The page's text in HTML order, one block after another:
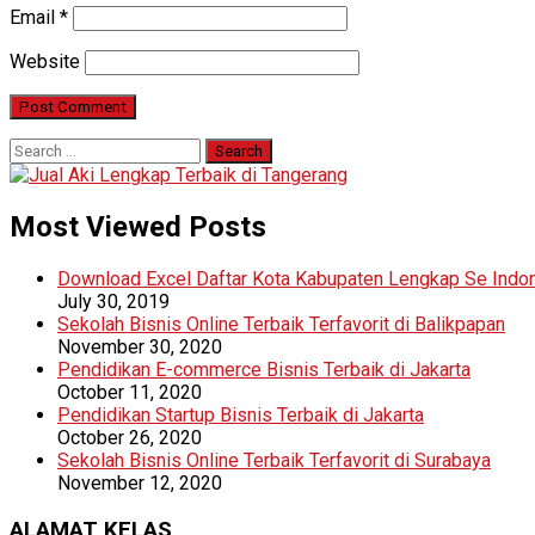
Email *
Website
Search
for:
Most Viewed Posts
Download Excel Daftar Kota Kabupaten Lengkap Se
July 30, 2019
Sekolah Bisnis Online Terbaik Terfavorit di Balikpapan
November 30, 2020
Pendidikan E-commerce Bisnis Terbaik di Jakarta
October 11, 2020
Pendidikan Startup Bisnis Terbaik di Jakarta
October 26, 2020
Sekolah Bisnis Online Terbaik Terfavorit di Surabaya
November 12, 2020